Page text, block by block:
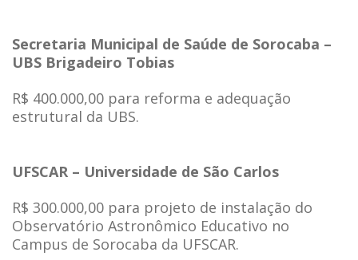
Secretaria Municipal de Saúde de Sorocaba –
UBS Brigadeiro Tobias
R$ 400.000,00 para reforma e adequação
estrutural da UBS.
UFSCAR – Universidade de São Carlos
R$ 300.000,00 para projeto de instalação do
Observatório Astronômico Educativo no
Campus de Sorocaba da UFSCAR.